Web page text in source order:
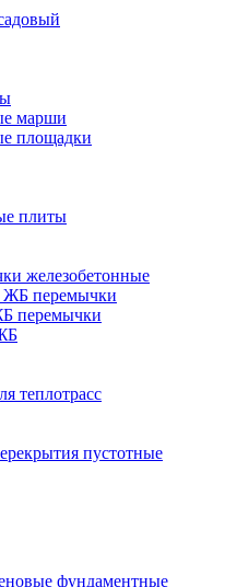
марши
площадки
плиты
железобетонные
ЖБ перемычки
перемычки
теплотрасс
пустотные
фундаментные